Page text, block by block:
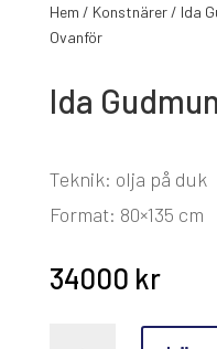
Hem / Konstnärer/ Ida
Ovanför
Ida
Teknik: olja på duk
Format: 80×135 cm
34000 kr